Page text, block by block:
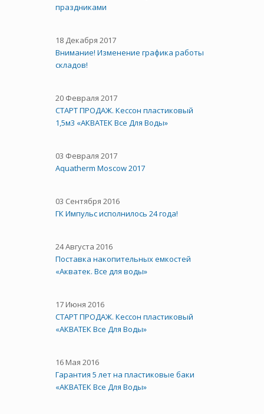
праздниками
18 Декабря 2017
Внимание! Изменение графика работы
складов!
20 Февраля 2017
СТАРТ ПРОДАЖ. Кессон пластиковый
1,5м3 «АКВАТЕК Все Для Воды»
03 Февраля 2017
Aquatherm Moscow 2017
03 Сентября 2016
ГК Импульс исполнилось 24 года!
24 Августа 2016
Поставка накопительных емкостей
«Акватек. Все для воды»
17 Июня 2016
СТАРТ ПРОДАЖ. Кессон пластиковый
«АКВАТЕК Все Для Воды»
16 Мая 2016
Гарантия 5 лет на пластиковые баки
«АКВАТЕК Все Для Воды»